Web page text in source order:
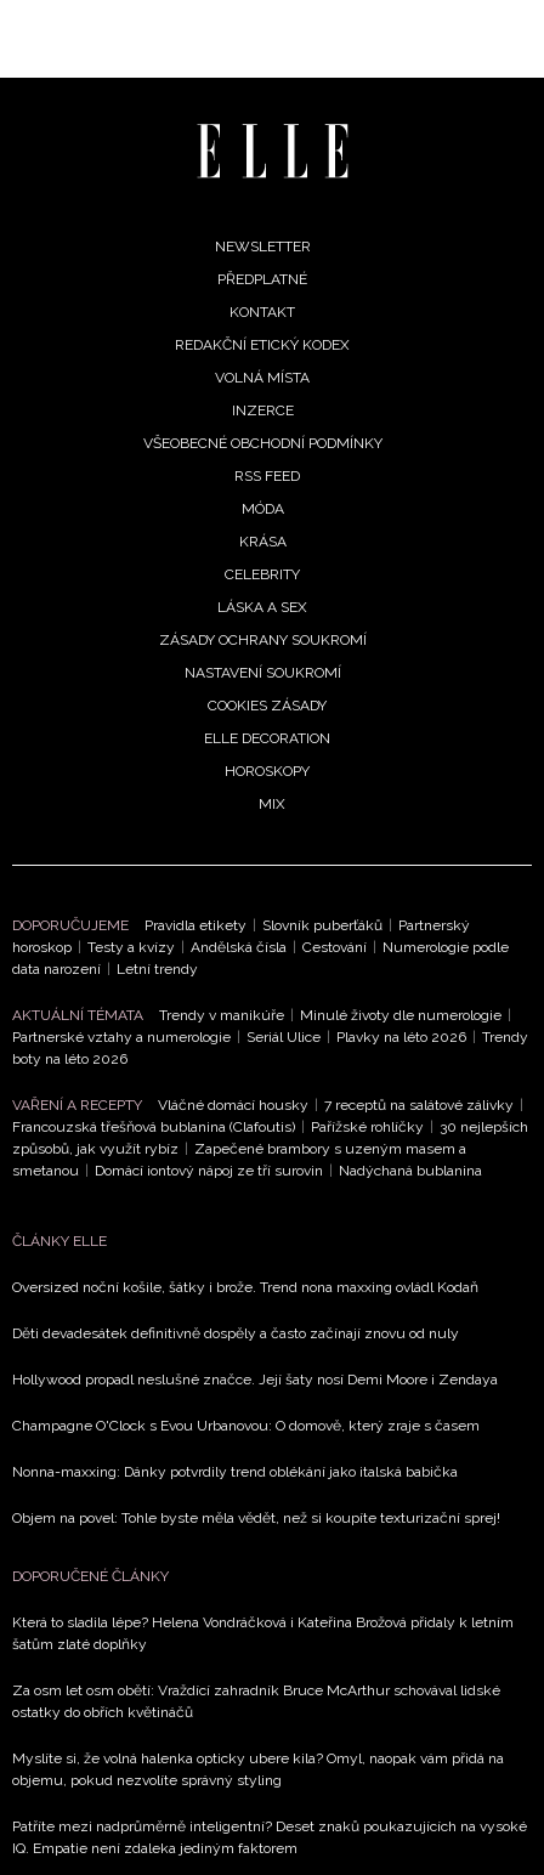
Přihlášením k newsletteru souhlasíte s
podmínkami společnosti BurdaMedia Extra s.r.o.
potvrzujete, že jste se seznámili se
ochrany soukromí- BurdaMedia Extra s.r.o. bude s
Vašimi údaji pracovat zejména k organizaci a
Chcete navíc dostávat i další zajímavé a exkluzivní
soukromí BurdaMedia Extra s.r.o.
NEWSLETTER
PŘEDPLATNÉ
KONTAKT
REDAKČNÍ ETICKÝ KODEX
VOLNÁ MÍSTA
INZERCE
VŠEOBECNÉ OBCHODNÍ PODMÍNKY
RSS FEED
MÓDA
KRÁSA
CELEBRITY
LÁSKA A SEX
ZÁSADY OCHRANY SOUKROMÍ
NASTAVENÍ SOUKROMÍ
COOKIES ZÁSADY
ELLE DECORATION
HOROSKOPY
MIX
DOPORUČUJEME Pravidla etikety | Slovník puberťáků | Partnerský
horoskop | Testy a kvízy | Andělská čísla | Cestování | Numerologie podle
data narození | Letní trendy
AKTUÁLNÍ TÉMATA Trendy v manikúře | Minulé životy dle numerologie |
Partnerské vztahy a numerologie | Seriál Ulice | Plavky na léto 2026 | Trendy
boty na léto 2026
VAŘENÍ A RECEPTY Vláčné domácí housky | 7 receptů na salátové zálivky |
Francouzská třešňová bublanina (Clafoutis) | Pařížské rohlíčky | 30 nejlepších
způsobů, jak využít rybíz | Zapečené brambory s uzeným masem a
smetanou | Domácí iontový nápoj ze tří surovin | Nadýchaná bublanina
ČLÁNKY ELLE
Oversized noční košile, šátky i brože. Trend nona maxxing ovládl Kodaň
Děti devadesátek definitivně dospěly a často začínají znovu od nuly
Hollywood propadl neslušné značce. Její šaty nosí Demi Moore i Zendaya
Champagne O'Clock s Evou Urbanovou: O domově, který zraje s časem
Nonna-maxxing: Dánky potvrdily trend oblékání jako italská babička
Objem na povel: Tohle byste měla vědět, než si koupíte texturizační sprej!
DOPORUČENÉ ČLÁNKY
Která to sladila lépe? Helena Vondráčková i Kateřina Brožová přidaly k letním
šatům zlaté doplňky
Za osm let osm obětí: Vraždící zahradník Bruce McArthur schovával lidské
ostatky do obřích květináčů
Myslíte si, že volná halenka opticky ubere kila? Omyl, naopak vám přidá na
objemu, pokud nezvolíte správný styling
Patříte mezi nadprůměrně inteligentní? Deset znaků poukazujících na vysoké
IQ. Empatie není zdaleka jediným faktorem